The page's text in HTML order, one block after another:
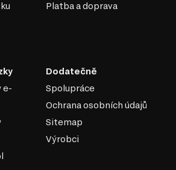
vedení jsou mechanismy, které
zásuvek, polic nebo jiných
či vybavení za hranice korpusu.
do celé hloubky zásuvky.
telescopických vedení:
mohou všechny sekce vedení vysouvat,
k celému prostoru zásuvky.
vedení jsou vyráběna z pevné oceli nebo
vybavena kuličkovými ložisky, která zajišťují
Platba a doprava
e-
Dodatečně
Spolupráce
Ochrana osobních údajů
Sitemap
Výrobci